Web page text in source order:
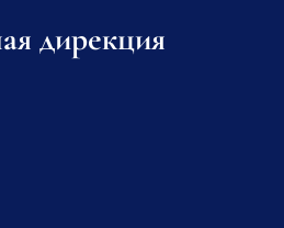
дирекция